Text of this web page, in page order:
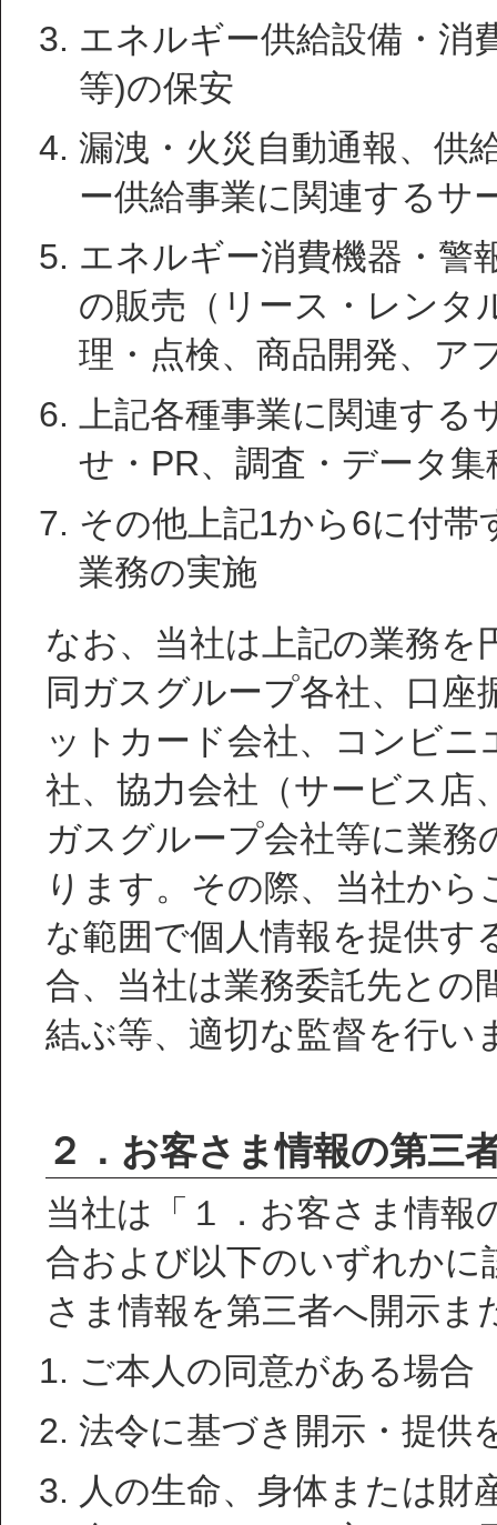
エネルギー供給設備・消
等)の保安
漏洩・火災自動通報、供
ー供給事業に関連するサ
エネルギー消費機器・警
の販売（リース・レンタ
理・点検、商品開発、ア
上記各種事業に関連す
せ・PR、調査・データ
その他上記1から6に付
業務の実施
なお、当社は上記の業務を
同ガスグループ各社、口座
ットカード会社、コンビ
社、協力会社（サービス店
ガスグループ会社等に業
ります。その際、当社か
な範囲で個人情報を提供
合、当社は業務委託先との
結ぶ等、適切な監督を行い
２．お客さま情報の第三
当社は「１．お客さま情報
合および以下のいずれかに
さま情報を第三者へ開示ま
ご本人の同意がある場合
法令に基づき開示・提供
人の生命、身体または財